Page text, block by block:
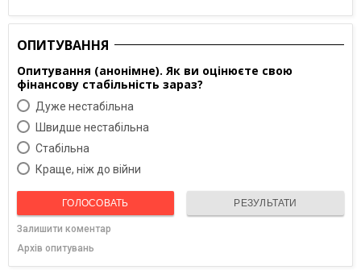
ОПИТУВАННЯ
Опитування (анонімне). Як ви оцінюєте свою
фінансову стабільність зараз?
Дуже нестабільна
Швидше нестабільна
Cтабільна
Краще, ніж до війни
ГОЛОСОВАТЬ РЕЗУЛЬТАТИ
Залишити коментар
Архів опитувань